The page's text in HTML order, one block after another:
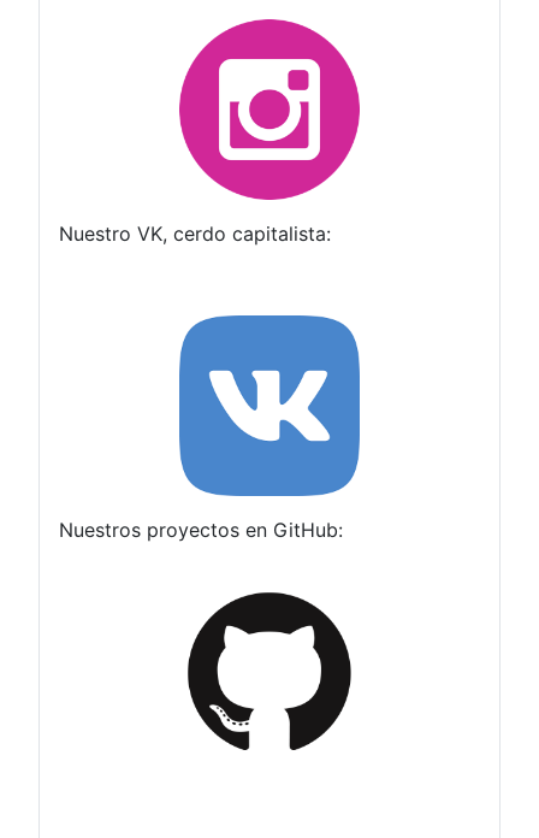
Nuestro VK, cerdo capitalista:
Nuestros proyectos en GitHub: